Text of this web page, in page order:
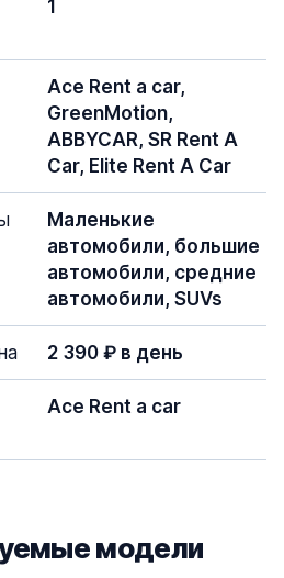
1
Ace Rent a car,
GreenMotion,
ABBYCAR, SR Rent A
Car, Elite Rent A Car
Маленькие
автомобили, большие
автомобили, средние
автомобили, SUVs
2 390 ₽ в день
Ace Rent a car
модели